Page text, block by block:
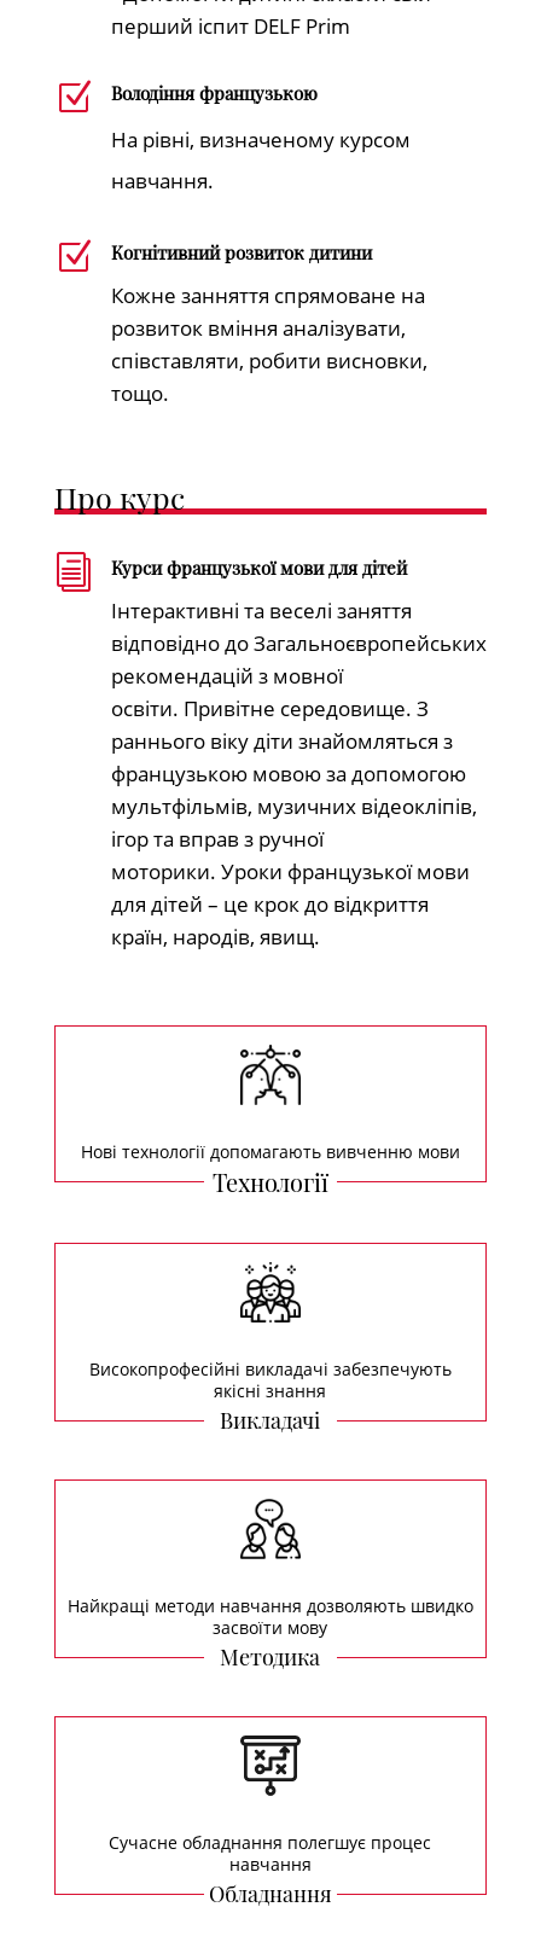
перший іспит DELF Prim
Z Володіння французькою
На рівні, визначеному курсом
навчання.
Z Когнітивний розвиток дитини
Кожне занняття спрямоване на
розвиток вміння аналізувати,
співставляти, робити висновки,
тощо.
Про курс
i Курси французької мови для дітей
Інтерактивні та веселі заняття
відповідно до Загальноєвропейських
рекомендацій з мовної
освіти. Привітне середовище. З
раннього віку діти знайомляться з
французькою мовою за допомогою
мультфільмів, музичних відеокліпів,
ігор та вправ з ручної
моторики. Уроки французької мови
для дітей – це крок до відкриття
країн, народів, явищ.
Нові технології допомагають вивченню мови
Технології
Високопрофесійні викладачі забезпечують
якісні знання
Викладачі
Найкращі методи навчання дозволяють швидко
засвоїти мову
Методика
Сучасне обладнання полегшує процес
навчання
Обладнання